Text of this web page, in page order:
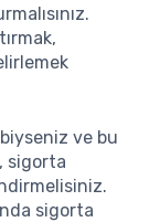
ve bu
sigorta
sigorta